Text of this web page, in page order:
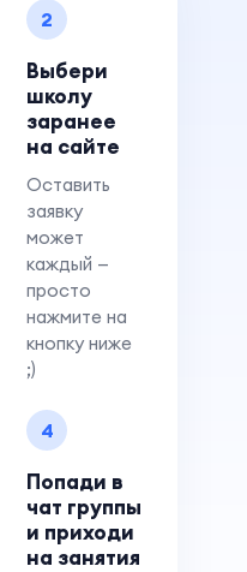
2
Выбери
школу
заранее
на сайте
Оставить
заявку
может
каждый —
просто
нажмите на
кнопку ниже
;)
4
Попади в
чат группы
и приходи
на занятия